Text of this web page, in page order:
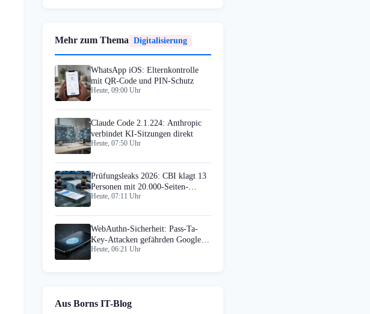
Mehr zum Thema Digitalisierung
WhatsApp iOS: Elternkontrolle
mit QR-Code und PIN-Schutz
Heute, 09:00 Uhr
Claude Code 2.1.224: Anthropic
verbindet KI-Sitzungen direkt
Heute, 07:50 Uhr
Prüfungsleaks 2026: CBI klagt 13
Personen mit 20.000-Seiten-
Anklageschrift an
Heute, 07:11 Uhr
WebAuthn-Sicherheit: Pass-Ta-
Key-Attacken gefährden Google
Password Manager
Heute, 06:21 Uhr
Aus Borns IT-Blog